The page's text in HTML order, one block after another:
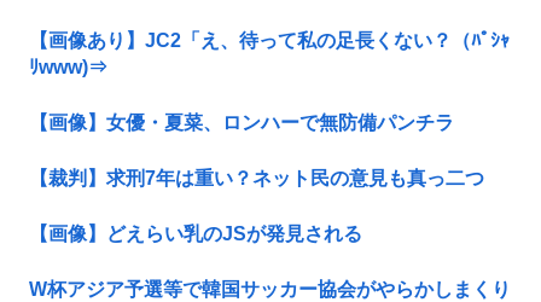
【画像あり】JC2「え、待って私の足長くない？（ﾊﾟｼｬ
ﾘwww)⇒
【画像】女優・夏菜、ロンハーで無防備パンチラ
【裁判】求刑7年は重い？ネット民の意見も真っ二つ
【画像】どえらい乳のJSが発見される
W杯アジア予選等で韓国サッカー協会がやらかしまくり